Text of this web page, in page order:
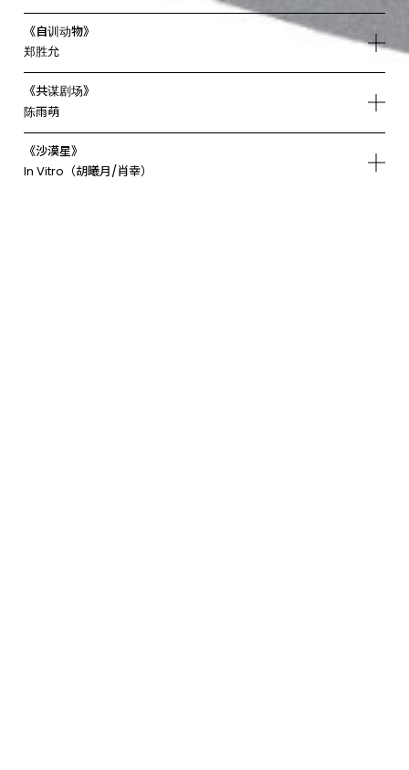
《自训动物》
郑胜允
《共谋剧场》
陈雨萌
《沙漠星》
In Vitro（胡曦月/肖幸）